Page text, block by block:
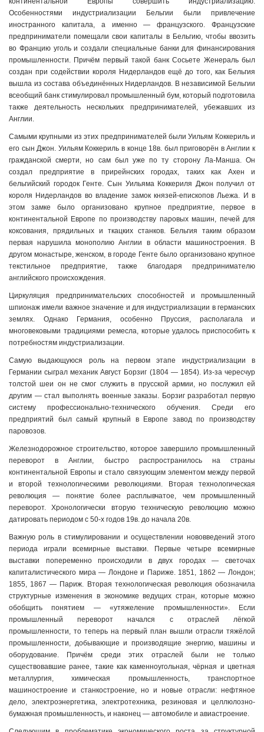
Особенностями индустриализации Бельгии были привлечение
иностранного капитала, а именно — французского. Французские
предприниматели помещали свои капиталы в Бельгию, чтобы ввозить
во Францию уголь и создали специальные банки для финансирования
промышленности. Причём первый такой банк Сосьете Женераль был
создан при содействии короля Нидерландов ещё до того, как Бельгия
вышла из состава объединённых Нидерландов. В независимой Бельгии
всеобщий банк стимулировал промышленный бум, который подготовила
также деятельность нескольких предпринимателей, убежавших из
Англии.
Самыми крупными из этих предпринимателей были Уильям Коккериль и
его сын Джон. Уильям Коккериль в конце 18в. был приговорён в Англии к
гражданской смерти, но сам был уже по ту сторону Ла-Манша. Он
создал предприятие в прирейнских городах, таких как Ахен и
бельгийский городок Генте. Сын Уильяма Коккериля Джон получил от
короля Нидерландов во владение замок князей-епископов Льежа. И в
этом замке было организовано крупное предприятие, первое в
континентальной Европе по производству паровых машин, печей для
коксования, прядильных и ткацких станков. Бельгия таким образом
первая нарушила монополию Англии в области машиностроения. В
другом монастыре, женском, в городе Генте было организовано крупное
текстильное предприятие, также благодаря предпринимателю
английского происхождения.
Циркуляция предпринимательских способностей и промышленный
шпионаж имели важное значение и для индустриализации в германских
землях. Однако Германия, особенно Пруссия, располагала и
многовековыми традициями ремесла, которые удалось приспособить к
потребностям индустриализации.
Самую выдающуюся роль на первом этапе индустриализации в
Германии сыграл механик Август Борзиг (1804 — 1854). Из-за чересчур
толстой шеи он не смог служить в прусской армии, но послужил ей
другим — стал выполнять военные заказы. Борзиг разработал первую
систему профессионально-технического обучения. Среди его
предприятий был самый крупный в Европе завод по производству
паровозов.
Железнодорожное строительство, которое завершило промышленный
переворот в Англии, быстро распространилось на страны
континентальной Европы и стало связующим элементом между первой
и второй технологическими революциями. Вторая технологическая
революция — понятие более расплывчатое, чем промышленный
переворот. Хронологически вторую техническую революцию можно
датировать периодом с 50-х годов 19в. до начала 20в.
Важную роль в стимулировании и осуществлении нововведений этого
периода играли всемирные выставки. Первые четыре всемирные
выставки попеременно происходили в двух городах — светочах
капиталистического мира — Лондоне и Париже. 1851, 1862 — Лондон;
1855, 1867 — Париж. Вторая технологическая революция обозначила
структурные изменения в экономике ведущих стран, которые можно
обобщить понятием — «утяжеление промышленности». Если
промышленный переворот начался с отраслей лёгкой
промышленности, то теперь на первый план вышли отрасли тяжёлой
промышленности, добывающие и производящие энергию, машины и
оборудование. Причём среди этих отраслей были не только
существовавшие ранее, такие как каменноугольная, чёрная и цветная
металлургия, химическая промышленность, транспортное
машиностроение и станкостроение, но и новые отрасли: нефтяное
дело, электроэнергетика, электротехника, резиновая и целлюлозно-
бумажная промышленность, и наконец — автомобиле и авиастроение.